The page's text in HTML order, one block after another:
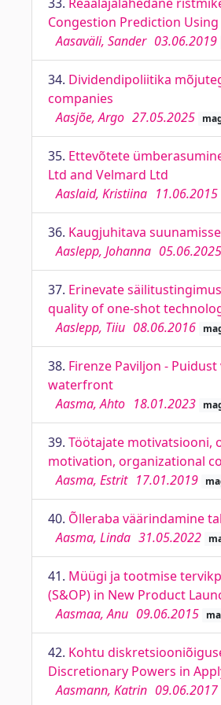
Congestion Prediction
Aasaväli, Sander 03.06.2019
34. Dividendipoliitika
companies
Aasjõe, Argo 27.05.2025
35. Ettevõtete
Ltd and Velmard Ltd
Aaslaid, Kristiina 11.06.2015
36. Kaugjuhitava
Aaslepp, Johanna 05.06.2025
37. Erinevate
quality of one-shot
Aaslepp, Tiiu 08.06.2016
38. Firenze Paviljon -
waterfront
Aasma, Ahto 18.01.2023
39. Töötajate motivatsiooni,
motivation, organizational
Aasma, Estrit 17.01.2019
40. Õlleraba väärindamine
Aasma, Linda 31.05.2022
41. Müügi ja tootmise
(S&OP) in New Product
Aasmaa, Anu 09.06.2015
42. Kohtu
Discretionary Powers in
Aasmann, Katrin 09.06.2017